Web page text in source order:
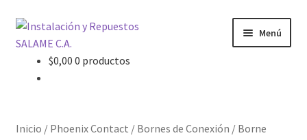
Ir
a
navegación
Ir
al
contenido
Menú
$0,00 0 productos
Inicio / Phoenix Contact / Bornes de Conexión / Borne